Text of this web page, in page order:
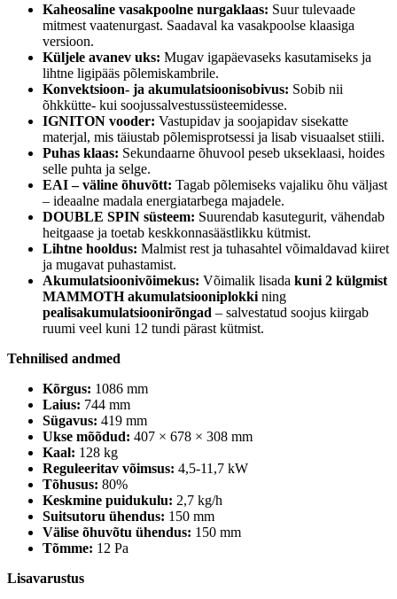
Kaheosaline vasakpoolne nurgaklaas: Suur tulevaade
mitmest vaatenurgast. Saadaval ka vasakpoolse klaasiga
versioon.
Küljele avanev uks: Mugav igapäevaseks kasutamiseks ja
lihtne ligipääs põlemiskambrile.
Konvektsioon- ja akumulatsioonisobivus: Sobib nii
õhkkütte- kui soojussalvestussüsteemidesse.
IGNITON vooder: Vastupidav ja soojapidav sisekatte
materjal, mis täiustab põlemisprotsessi ja lisab visuaalset stiili.
Puhas klaas: Sekundaarne õhuvool peseb ukseklaasi, hoides
selle puhta ja selge.
EAI – väline õhuvõtt: Tagab põlemiseks vajaliku õhu väljast
– ideaalne madala energiatarbega majadele.
DOUBLE SPIN süsteem: Suurendab kasutegurit, vähendab
heitgaase ja toetab keskkonnasäästlikku kütmist.
Lihtne hooldus: Malmist rest ja tuhasahtel võimaldavad kiiret
ja mugavat puhastamist.
Akumulatsioonivõimekus: Võimalik lisada kuni 2 külgmist
MAMMOTH akumulatsiooniplokki ning
pealisakumulatsioonirõngad – salvestatud soojus kiirgab
ruumi veel kuni 12 tundi pärast kütmist.
Tehnilised andmed
Kõrgus: 1086 mm
Laius: 744 mm
Sügavus: 419 mm
Ukse mõõdud: 407 × 678 × 308 mm
Kaal: 128 kg
Reguleeritav võimsus: 4,5-11,7 kW
Tõhusus: 80%
Keskmine puidukulu: 2,7 kg/h
Suitsutoru ühendus: 150 mm
Välise õhuvõtu ühendus: 150 mm
Tõmme: 12 Pa
Lisavarustus